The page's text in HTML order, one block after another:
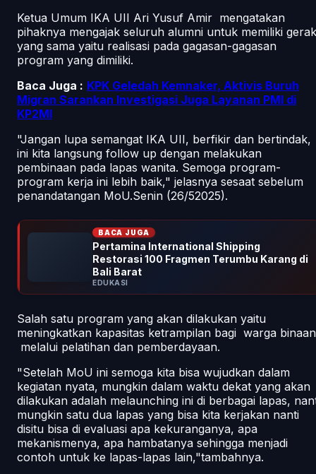
Ketua Umum IKA UII Ari Yusuf Amir mengatakan
pihaknya mengajak seluruh alumni untuk memiliki gerak
yang sama yaitu realisasi pada gagasan-gagasan
program yang dimiliki.
Baca Juga : KPK Geledah Kemnaker, Aktivis Buruh
Migran Sarankan Investigasi Juga Layanan PMI di
KP2MI
"Jangan lupa semangat IKA UII, berfikir dan bertindak,
ini kita langsung follow up dengan melakukan
pembinaan pada lapas wanita. Semoga program-
program kerja ini lebih baik," jelasnya sesaat sebelum
penandatangan MoU.Senin (26/52025).
BACA JUGA
Pertamina International Shipping
Restorasi 100 Fragmen Terumbu Karang di
Bali Barat
EDUKASI
Salah satu program yang akan dilakukan yaitu
meningkatkan kapasitas ketrampilan bagi warga binaan
melalui pelatihan dan pemberdayaan.
"Setelah MoU ini semoga kita bisa wujudkan dalam
kegiatan nyata, mungkin dalam waktu dekat yang akan
dilakukan adalah melaunching ini di berbagai lapas,
mungkin satu dua lapas yang bisa kita kerjakan nanti
disitu bisa di evaluasi apa kekuranganya, apa
mekanismenya, apa hambatanya sehingga menjadi
contoh untuk ke lapas-lapas lain,"tambahnya.